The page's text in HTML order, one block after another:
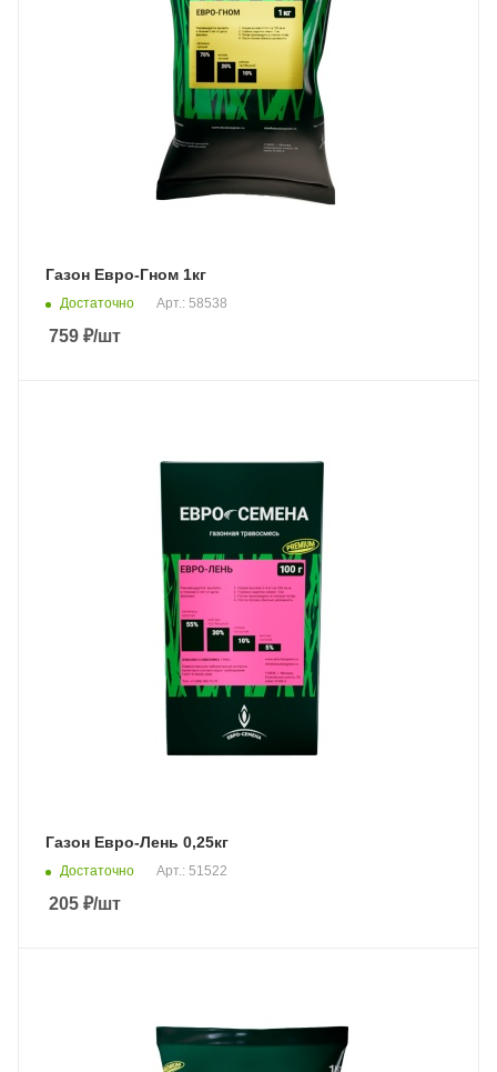
Газон Евро-Гном 1кг
Достаточно Арт.: 58538
759 ₽/шт
Газон Евро-Лень 0,25кг
Достаточно Арт.: 51522
205 ₽/шт